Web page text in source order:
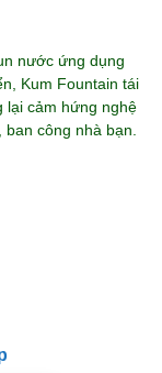
nước ứng dụng
Kum Fountain tái
lại cảm hứng nghệ
công nhà bạn.